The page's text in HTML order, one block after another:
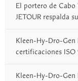
El portero de
JETOUR respalda
Kleen-Hy-Dro-
certificaciones ISO
Kleen-Hy-Dro-